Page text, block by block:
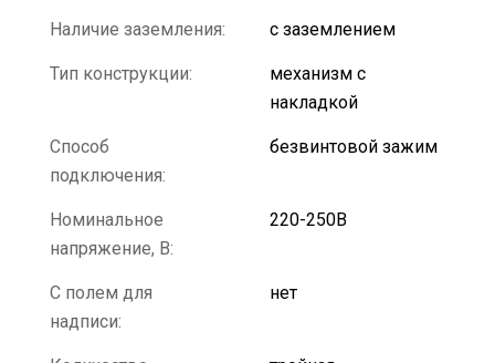
Наличие заземления: с заземлением
Тип конструкции:
механизм с
накладкой
Способ
подключения:
безвинтовой зажим
Номинальное
напряжение, В:
220-250В
С полем для
надписи:
нет